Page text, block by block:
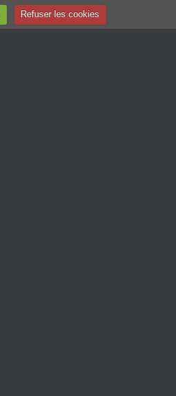
Refuser les cookies